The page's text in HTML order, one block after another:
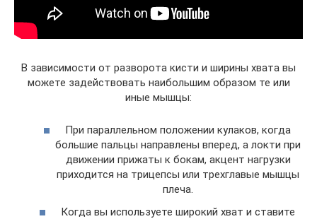
В зависимости от разворота кисти и ширины хвата вы
можете задействовать наибольшим образом те или
иные мышцы:
При параллельном положении кулаков, когда
большие пальцы направлены вперед, а локти при
движении прижаты к бокам, акцент нагрузки
приходится на трицепсы или трехглавые мышцы
плеча.
Когда вы используете широкий хват и ставите